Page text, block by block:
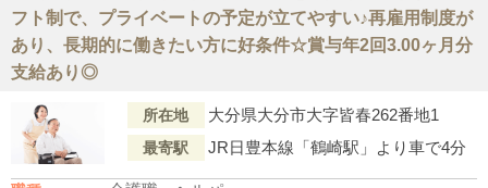
フト制で、プライベートの予定が立てやすい♪再雇用制度が
あり、長期的に働きたい方に好条件☆賞与年2回3.00ヶ月分
支給あり◎
所在地 大分県大分市大字皆春262番地1
最寄駅 JR日豊本線「鶴崎駅」より車で4分